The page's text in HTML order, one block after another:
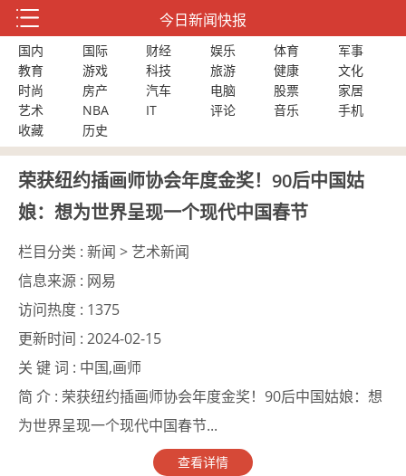
今日新闻快报
国内 国际 财经 娱乐 体育
军事
教育
游戏 科技 旅游 健康
文化
时尚
房产 汽车 电脑 股票
家居
艺术
NBA IT 评论 音乐
手机
收藏
历史
荣获纽约插画师协会年度金奖！90后中国姑
娘：想为世界呈现一个现代中国春节
栏目分类 : 新闻 > 艺术新闻
信息来源 : 网易
访问热度 : 1375
更新时间 : 2024-02-15
关 键 词 : 中国,画师
简 介 : 荣获纽约插画师协会年度金奖！90后中国姑娘：想
为世界呈现一个现代中国春节...
查看详情